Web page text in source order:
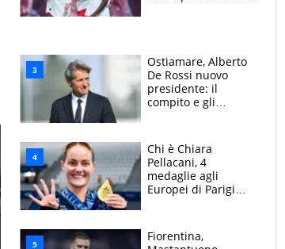
Ostiamare, Alberto
De Rossi nuovo
presidente: il
compito e gli
Chi è Chiara
Pellacani, 4
medaglie agli
Europei di Parigi
giornalista, mamma
insegnante e il
Fiorentina,